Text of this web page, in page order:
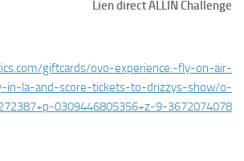
Lien direct ALLIN Challenge
giftcards/ovo-experience:-fly-on-air-
in-la-and-score-tickets-to-drizzys-show/o-
0309446805356+z-9-3672074078